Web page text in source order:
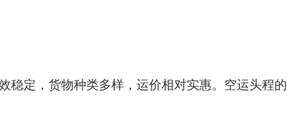
稳定，货物种类多样，运价相对实惠。空运头程的